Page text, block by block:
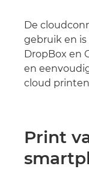
De
gebruik en
DropBox en
en
cloud
Print